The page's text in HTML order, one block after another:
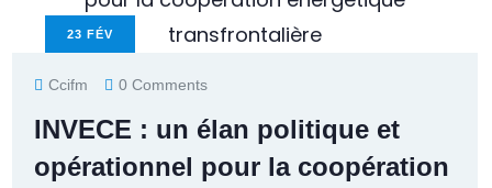
23 FÉV
Ccifm 0 Comments
INVECE : un élan politique et
opérationnel pour la coopération